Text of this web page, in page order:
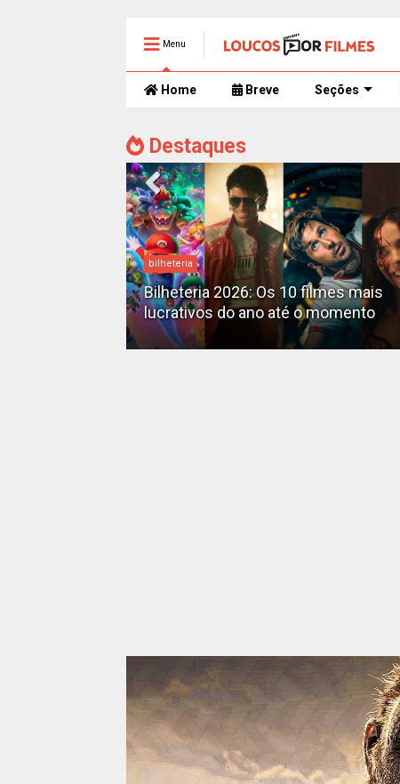
Menu
Home Breve Seções
Destaques
bilheteria
Bilheteria 2026: Os 10 filmes mais
lucrativos do ano até o momento